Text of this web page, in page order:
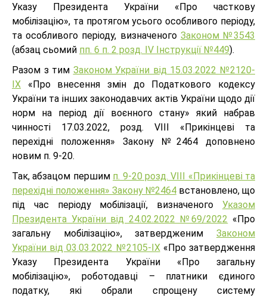
Указу Президента України «Про часткову
мобілізацію», та протягом усього особливого періоду,
та особливого періоду, визначеного Законом №3543
(абзац сьомий пп. 6 п. 2 розд. ІV Інструкції №449).
Разом з тим Законом України від 15.03.2022 №2120-
IХ «Про внесення змін до Податкового кодексу
України та інших законодавчих актів України щодо дії
норм на період дії воєнного стану» який набрав
чинності 17.03.2022, розд. VIII «Прикінцеві та
перехідні положення» Закону №2464 доповнено
новим п. 9-20.
Так, абзацом першим п. 9-20 розд. VIII «Прикінцеві та
перехідні положення» Закону №2464 встановлено, що
під час періоду мобілізації, визначеного Указом
Президента України від 24.02.2022 №69/2022 «Про
загальну мобілізацію», затвердженим Законом
України від 03.03.2022 №2105-IХ«Про затвердження
Указу Президента України «Про загальну
мобілізацію», роботодавці – платники єдиного
податку, які обрали спрощену систему